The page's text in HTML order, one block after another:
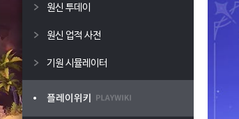
원신 투데이
원신 업적 사전
기원 시뮬레이터